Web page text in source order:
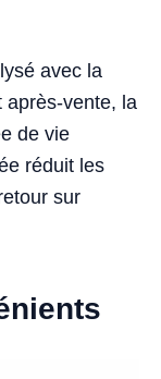
avec la
après-vente, la
de vie
réduit les
sur